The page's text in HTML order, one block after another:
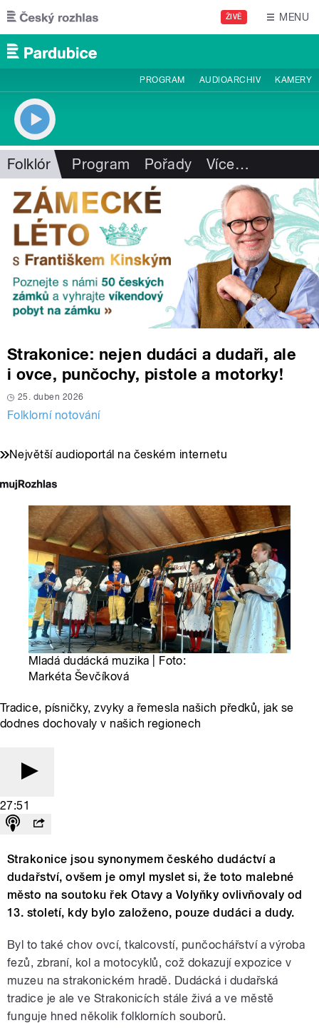
Přejít k hlavnímu obsahu
ŽIVĚ MENU
PROGRAM AUDIOARCHIV KAMERY
Folklór Program Pořady Více…
Strakonice: nejen dudáci a dudaři, ale
i ovce, punčochy, pistole a motorky!
25. duben 2026
Folklorní notování
Největší audioportál na českém internetu
Mladá dudácká muzika | Foto:
Markéta Ševčíková
Tradice, písničky, zvyky a řemesla našich předků, jak se
dodnes dochovaly v našich regionech
27:51
Strakonice jsou synonymem českého dudáctví a
dudařství, ovšem je omyl myslet si, že toto malebné
město na soutoku řek Otavy a Volyňky ovlivňovaly od
13. století, kdy bylo založeno, pouze dudáci a dudy.
Byl to také chov ovcí, tkalcovstí, punčochářství a výroba
fezů, zbraní, kol a motocyklů, což dokazují expozice v
muzeu na strakonickém hradě. Dudácká i dudařská
tradice je ale ve Strakonicích stále živá a ve městě
funguje hned několik folklorních souborů.